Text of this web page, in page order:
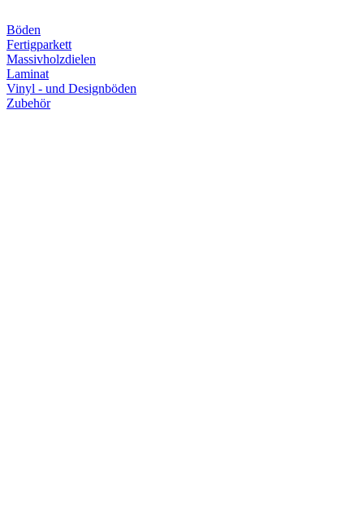
Böden
Fertigparkett
Massivholzdielen
Laminat
Vinyl - und Designböden
Zubehör